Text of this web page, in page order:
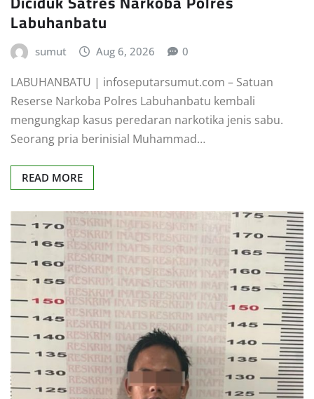
Labuhanbatu
sumut Aug 6, 2026 0
LABUHANBATU | infoseputarsumut.com – Satuan
Reserse Narkoba Polres Labuhanbatu kembali
mengungkap kasus peredaran narkotika jenis sabu.
Seorang pria berinisial Muhammad…
READ MORE